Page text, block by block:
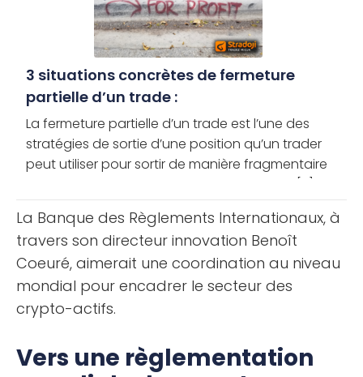
3 situations concrètes de fermeture
partielle d’un trade :
La fermeture partielle d’un trade est l’une des
stratégies de sortie d’une position qu’un trader
peut utiliser pour sortir de manière fragmentaire
au lieu de sortir en une seule fois. Pourquoi [...]
La Banque des Règlements Internationaux, à
travers son directeur innovation Benoît
Coeuré, aimerait une coordination au niveau
mondial pour encadrer le secteur des
crypto-actifs.
Vers une règlementation